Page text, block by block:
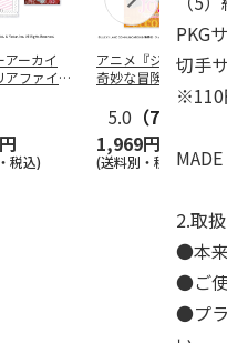
アーカイ
アファイル
税込)
アニメ『ジョジョの
奇妙な冒険 黄金の
風』チョコラータと
セッ…
5.0 （7）
1,969円
(送料別・税込)
PKG
切手
※110
2.取
●本来
●ご使
●プ